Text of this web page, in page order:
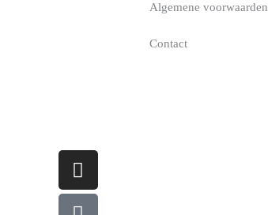
Algemene voorwaarden
Contact
Instagram
Facebook-
square
Twitter
Linkedin-
in